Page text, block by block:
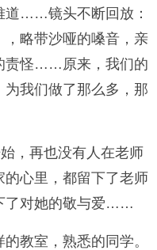
……镜头不断回放：
略带沙哑的嗓音，亲
责怪……原来，我们的
我们做了那么多，那
，再也没有人在老师
心里，都留下了老师
了对她的敬与爱……
室，熟悉的同学。